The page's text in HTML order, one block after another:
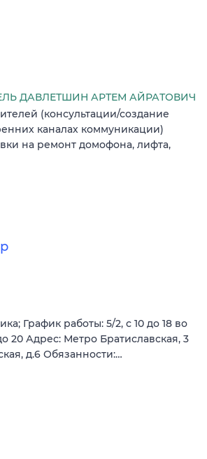
ДАВЛЕТШИН АРТЕМ АЙРАТОВИЧ
(консультации/создание
каналах коммуникации)
на ремонт домофона, лифта,
График работы: 5/2, с 10 до 18 во
20 Адрес: Метро Братиславская, 3
д.6 Обязанности:…